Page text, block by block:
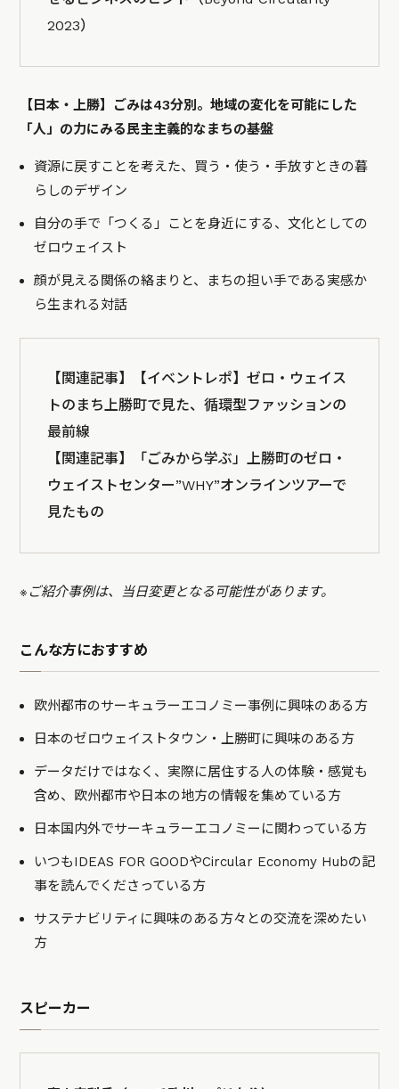
2023）
【日本・上勝】ごみは43分別。地域の変化を可能にした
「人」の力にみる民主主義的なまちの基盤
資源に戻すことを考えた、買う・使う・手放すときの暮
らしのデザイン
自分の手で「つくる」ことを身近にする、文化としての
ゼロウェイスト
顔が見える関係の絡まりと、まちの担い手である実感か
ら生まれる対話
【関連記事】
【イベントレポ】ゼロ・ウェイス
トのまち上勝町で見た、循環型ファッションの
最前線
【関連記事】
「ごみから学ぶ」上勝町のゼロ・
ウェイストセンター”WHY”オンラインツアーで
見たもの
※ご紹介事例は、当日変更となる可能性があります。
こんな方におすすめ
欧州都市のサーキュラーエコノミー事例に興味のある方
日本のゼロウェイストタウン・上勝町に興味のある方
データだけではなく、実際に居住する人の体験・感覚も
含め、欧州都市や日本の地方の情報を集めている方
日本国内外でサーキュラーエコノミーに関わっている方
いつもIDEAS FOR GOODやCircular Economy Hubの記
事を読んでくださっている方
サステナビリティに興味のある方々との交流を深めたい
方
スピーカー